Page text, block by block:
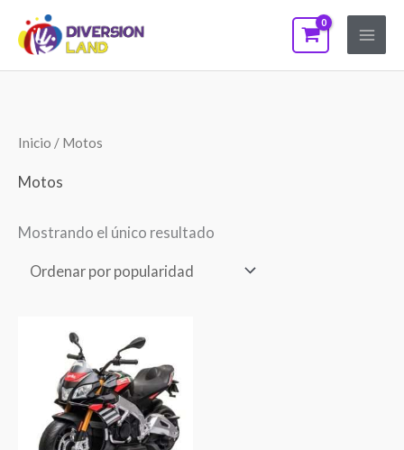
contenido
Inicio / Motos
Motos
Mostrando el único resultado